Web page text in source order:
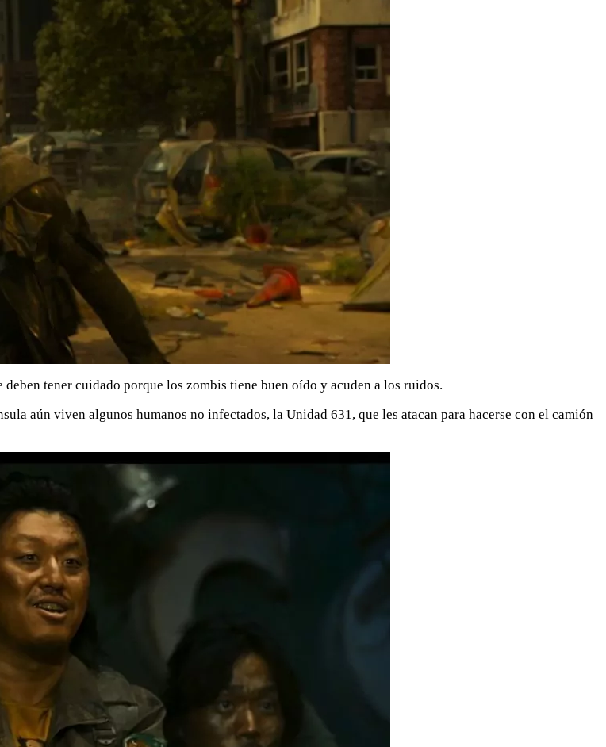
tener cuidado porque los zombis tiene buen oído y acuden a los ruidos.
aún viven algunos humanos no infectados, la Unidad 631, que les atacan para hacerse con el camión